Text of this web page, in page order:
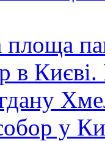
площа
в
у